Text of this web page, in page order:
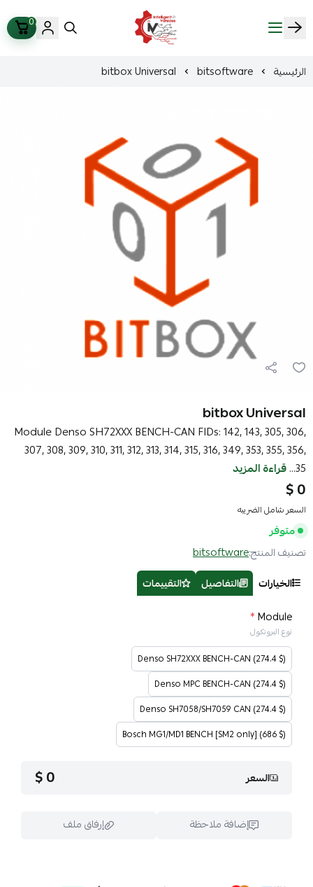
ذكاء المركبات Intelligent Vehicles
0
الرئيسية bitsoftware
bitbox Universal
bitbox Universal
Module Denso SH72XXX BENCH-CAN FIDs: 142, 143, 305, 306,
307, 308, 309, 310, 311, 312, 313, 314, 315, 316, 349, 353, 355, 356,
35... قراءة المزيد
0 $
السعر شامل الضريبه
متوفر
تصنيف المنتج:bitsoftware
الخيارات
التفاصيل
التقييمات
Module
*
نوع البروتكول
Denso SH72XXX BENCH-CAN (274.4 $)
Denso MPC BENCH-CAN (274.4 $)
Denso SH7058/SH7059 CAN (274.4 $)
Bosch MG1/MD1 BENCH [SM2 only] (686 $)
السعر 0 $
إضافة ملاحظة إرفاق ملف